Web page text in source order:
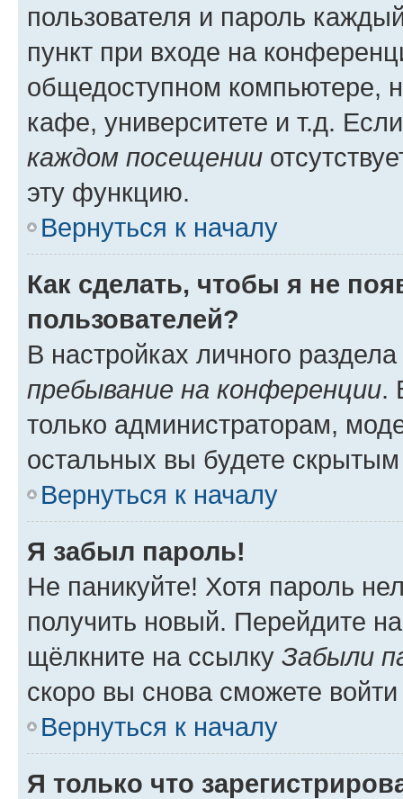
пользователя и пароль
пункт при входе на
общедоступном компьютере,
кафе, университете и т.д.
каждом посещении
эту функцию.
Вернуться к началу
Как сделать, чтобы я не
пользователей?
В настройках личного
пребывание на конференции.
только администраторам,
остальных вы будете
Вернуться к началу
Я забыл пароль!
Не паникуйте! Хотя пароль
получить новый. Перейдите
щёлкните на ссылку Забыли
скоро вы снова сможете
Вернуться к началу
Я только что